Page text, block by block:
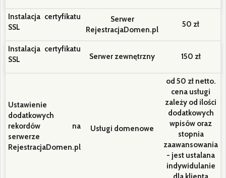
Instalacja certyfikatu
SSL
Serwer
RejestracjaDomen.pl
50 zł
Instalacja certyfikatu
SSL
Serwer zewnętrzny 150 zł
Ustawienie
dodatkowych
rekordów na
serwerze
RejestracjaDomen.pl
Usługi domenowe
od 50 zł netto.
cena usługi
zależy od ilości
dodatkowych
wpisów oraz
stopnia
zaawansowania
- jest ustalana
indywidulanie